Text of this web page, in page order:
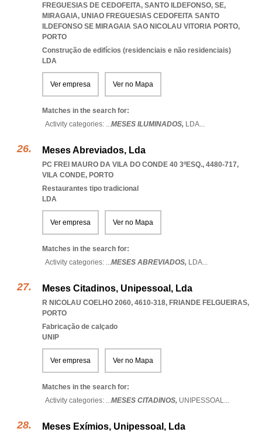
FREGUESIAS DE CEDOFEITA, SANTO ILDEFONSO, SE,
MIRAGAIA, UNIAO FREGUESIAS CEDOFEITA SANTO
ILDEFONSO SE MIRAGAIA SAO NICOLAU VITORIA PORTO,
PORTO
Construção de edifícios (residenciais e não residenciais)
LDA
Ver empresa Ver no Mapa
Matches in the search for:
Activity categories: ...MESES ILUMINADOS, LDA...
Meses Abreviados, Lda
PC FREI MAURO DA VILA DO CONDE 40 3ºESQ., 4480-717,
VILA CONDE, PORTO
Restaurantes tipo tradicional
LDA
Ver empresa Ver no Mapa
Matches in the search for:
Activity categories: ...MESES ABREVIADOS, LDA...
Meses Citadinos, Unipessoal, Lda
R NICOLAU COELHO 2060, 4610-318, FRIANDE FELGUEIRAS,
PORTO
Fabricação de calçado
UNIP
Ver empresa Ver no Mapa
Matches in the search for:
Activity categories: ...MESES CITADINOS, UNIPESSOAL...
Meses Exímios, Unipessoal, Lda